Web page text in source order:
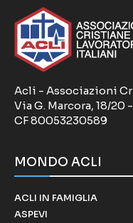
Acli - Associazioni
Via G. Marcora, 18/20
CF 80053230589
MONDO ACLI
ACLI IN FAMIGLIA
ASPEVI